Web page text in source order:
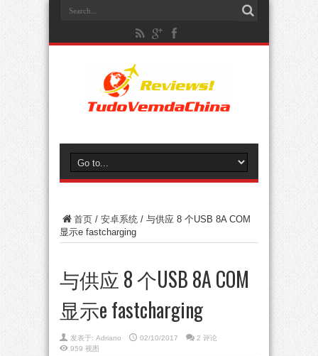
首页 / 安卓系统 / 与供应 8 个USB 8A COM
显示e fastcharging
与供应 8 个USB 8A COM
显示e fastcharging
发表于: Adriano 02/10/2017
2 评论
959 视图